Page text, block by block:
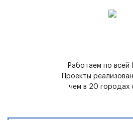
Работаем по всей
Проекты
чем в 20 городах